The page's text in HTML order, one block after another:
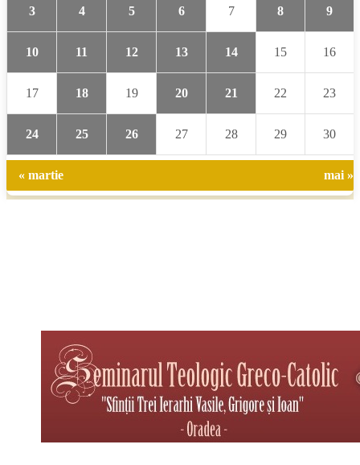
3 4 5 6 7 8 9
10 11 12 13 14 15 16
17 18 19 20 21 22 23
24 25 26 27 28 29 30
« martie mai »